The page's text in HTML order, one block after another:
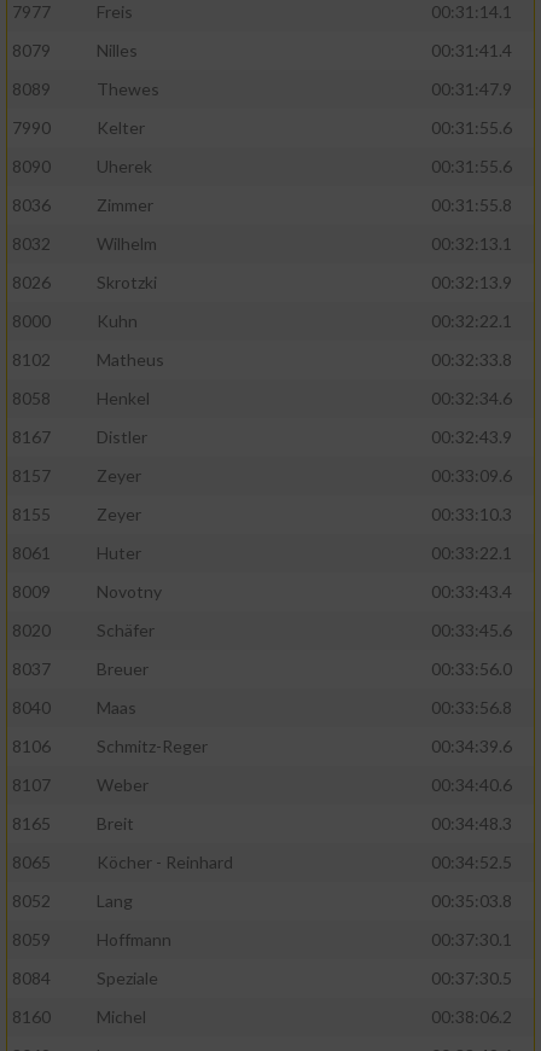
7977 Freis
00:31:14.1
8079
Nilles
00:31:41.4
8089
Thewes
00:31:47.9
7990
Kelter
00:31:55.6
8090
Uherek
00:31:55.6
8036
Zimmer
00:31:55.8
8032
Wilhelm
00:32:13.1
8026
Skrotzki
00:32:13.9
8000
Kuhn
00:32:22.1
8102
Matheus
00:32:33.8
8058
Henkel
00:32:34.6
8167
Distler
00:32:43.9
8157
Zeyer
00:33:09.6
8155
Zeyer
00:33:10.3
8061
Huter
00:33:22.1
8009
Novotny
00:33:43.4
8020
Schäfer
00:33:45.6
8037
Breuer
00:33:56.0
8040
Maas
00:33:56.8
8106
Schmitz-Reger
00:34:39.6
8107
Weber
00:34:40.6
8165
Breit
00:34:48.3
8065
Köcher - Reinhard
00:34:52.5
8052
Lang
00:35:03.8
8059
Hoffmann
00:37:30.1
8084
Speziale
00:37:30.5
8160
Michel
00:38:06.2